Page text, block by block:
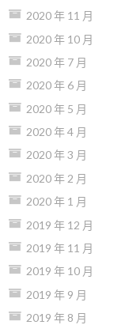
2020 年 11 月
2020 年 10 月
2020 年 7 月
2020 年 6 月
2020 年 5 月
2020 年 4 月
2020 年 3 月
2020 年 2 月
2020 年 1 月
2019 年 12 月
2019 年 11 月
2019 年 10 月
2019 年 9 月
2019 年 8 月